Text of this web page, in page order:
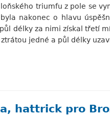
triumfu z pole se
nakonec o hlavu
délky za nimi získal třetí
jedné a půl délky
hattrick pro